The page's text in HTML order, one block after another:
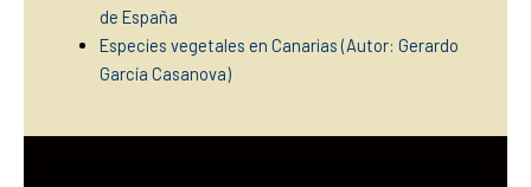
de España
Especies vegetales en Canarias (Autor: Gerardo
García Casanova)